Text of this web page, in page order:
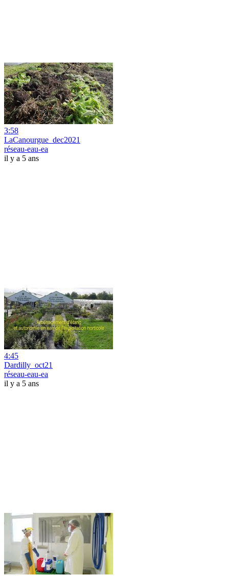
3:58
LaCanourgue_dec2021
réseau-eau-ea
il y a 5 ans
4:45
Dardilly_oct21
réseau-eau-ea
il y a 5 ans